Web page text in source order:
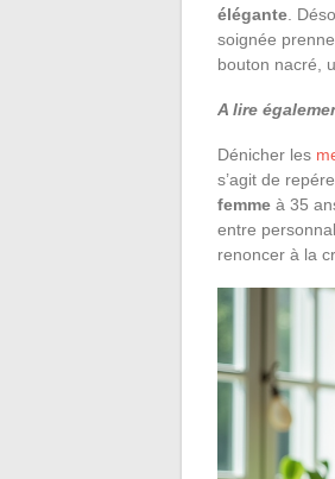
élégante .
soignée
bouton nacré,
A lire
Dénicher les
s’agit de
femme à 35
entre
renoncer à la